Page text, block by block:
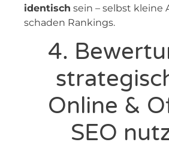
identisch sein – selbst kleine
schaden Rankings.
4.
Online &
SEO